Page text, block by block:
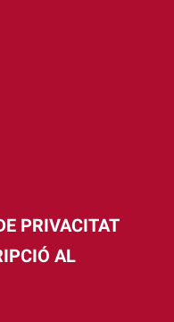
PRIVACITAT
AL